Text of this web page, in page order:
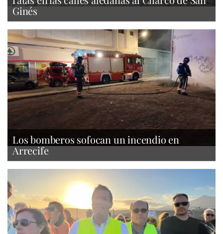
Ginés
Los bomberos sofocan un incendio en
Arrecife